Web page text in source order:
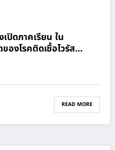
ปิดภาคเรียน ใน
องโรคติดเชื้อไวรัส
READ MORE